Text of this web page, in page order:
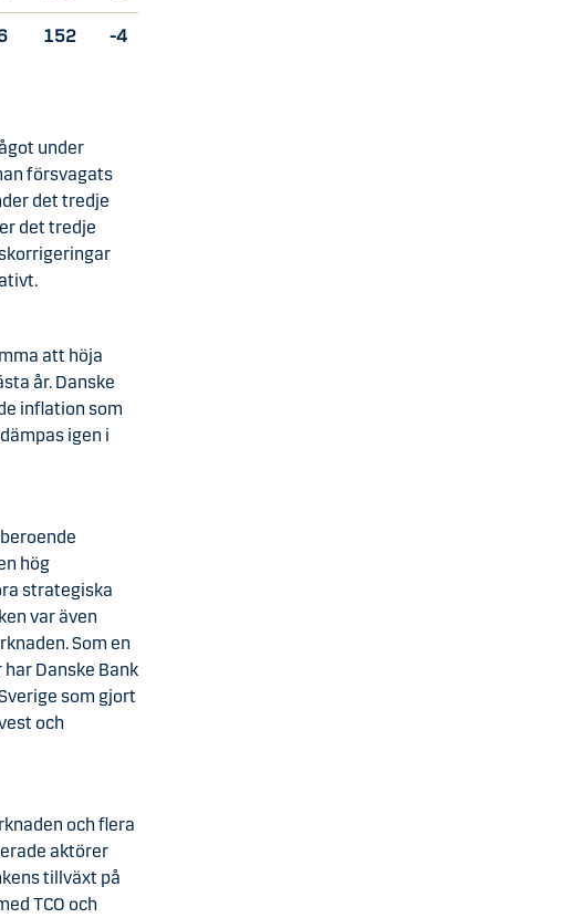
152
-4
under
försvagats
det tredje
det tredje
att höja
år. Danske
inflation som
igen i
hög
strategiska
var även
Som en
Danske Bank
som gjort
och
och flera
aktörer
tillväxt på
TCO och